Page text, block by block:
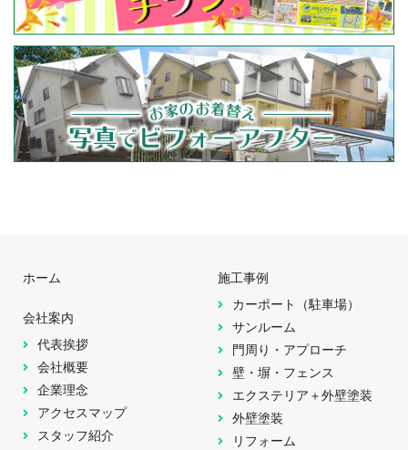
ホーム
会社案内
代表挨拶
会社概要
企業理念
アクセスマップ
スタッフ紹介
施工事例
カーポート（駐車場）
サンルーム
門周り・アプローチ
壁・塀・フェンス
エクステリア＋外壁塗装
外壁塗装
リフォーム